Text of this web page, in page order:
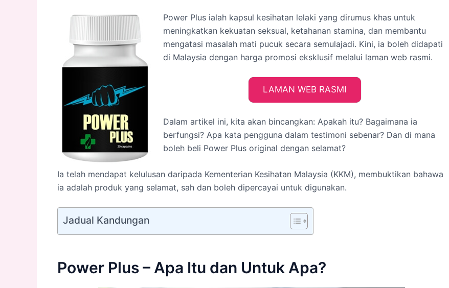
Power Plus ialah kapsul kesihatan lelaki yang dirumus khas untuk
meningkatkan kekuatan seksual, ketahanan stamina, dan membantu
mengatasi masalah mati pucuk secara semulajadi. Kini, ia boleh didapati
di Malaysia dengan harga promosi eksklusif melalui laman web rasmi.
LAMAN WEB RASMI
Dalam artikel ini, kita akan bincangkan: Apakah itu? Bagaimana ia
berfungsi? Apa kata pengguna dalam testimoni sebenar? Dan di mana
boleh beli Power Plus original dengan selamat?
Ia telah mendapat kelulusan daripada Kementerian Kesihatan Malaysia (KKM), membuktikan bahawa
ia adalah produk yang selamat, sah dan boleh dipercayai untuk digunakan.
Jadual Kandungan
Power Plus – Apa Itu dan Untuk Apa?